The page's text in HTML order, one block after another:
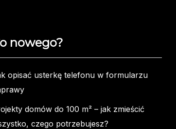
nowego?
opisać usterkę telefonu w formularzu
domów do 100 m² – jak zmieścić
czego potrzebujesz?